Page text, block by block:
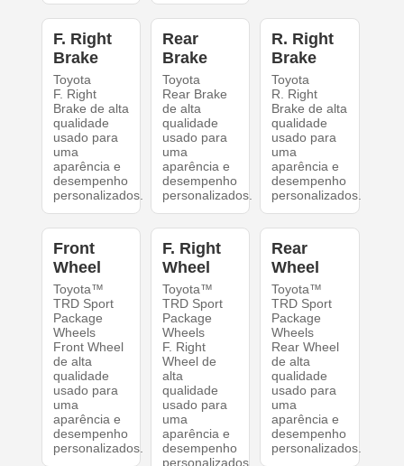
F. Right
Brake
Toyota
F. Right
Brake de alta
qualidade
usado para
uma
aparência e
desempenho
personalizados.
Rear
Brake
Toyota
Rear Brake
de alta
qualidade
usado para
uma
aparência e
desempenho
personalizados.
R. Right
Brake
Toyota
R. Right
Brake de alta
qualidade
usado para
uma
aparência e
desempenho
personalizados.
Front
Wheel
Toyota™
TRD Sport
Package
Wheels
Front Wheel
de alta
qualidade
usado para
uma
aparência e
desempenho
personalizados.
F. Right
Wheel
Toyota™
TRD Sport
Package
Wheels
F. Right
Wheel de
alta
qualidade
usado para
uma
aparência e
desempenho
personalizados.
Rear
Wheel
Toyota™
TRD Sport
Package
Wheels
Rear Wheel
de alta
qualidade
usado para
uma
aparência e
desempenho
personalizados.